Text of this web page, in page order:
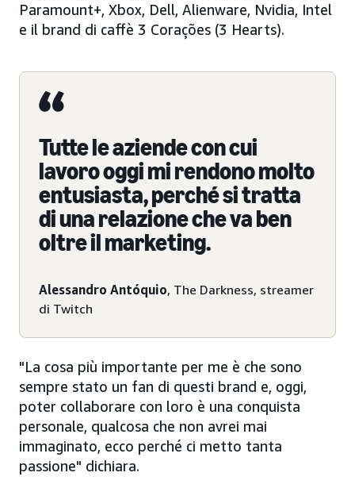
Paramount+, Xbox, Dell, Alienware, Nvidia, Intel
e il brand di caffè 3 Corações (3 Hearts).
Tutte le aziende con cui
lavoro oggi mi rendono molto
entusiasta, perché si tratta
di una relazione che va ben
oltre il marketing.
Alessandro Antóquio, The Darkness, streamer
di Twitch
"La cosa più importante per me è che sono
sempre stato un fan di questi brand e, oggi,
poter collaborare con loro è una conquista
personale, qualcosa che non avrei mai
immaginato, ecco perché ci metto tanta
passione" dichiara.